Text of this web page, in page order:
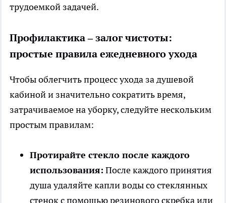
трудоемкой задачей.
Профилактика – залог чистоты:
простые правила ежедневного ухода
Чтобы облегчить процесс ухода за душевой
кабиной и значительно сократить время,
затрачиваемое на уборку, следуйте нескольким
простым правилам:
Протирайте стекло после каждого
использования: После каждого принятия
душа удаляйте капли воды со стеклянных
стенок с помощью резинового скребка или